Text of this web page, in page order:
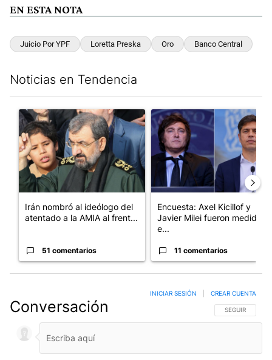
EN ESTA NOTA
Juicio Por YPF Loretta Preska Oro Banco Central
Noticias en Tendencia
Un artículo de tendencia con el título "Irán nombró al ideólogo
Irán nombró al ideólogo del
atentado a la AMIA al frent...
51 comentarios
Un artículo de tendencia con
Encuesta: Axel Kicillof y
Javier Milei fueron medidos
e...
11 comentarios
Conversación SIGA ESTA
SEGUIR
INICIAR SESIÓN CREAR CUENTA